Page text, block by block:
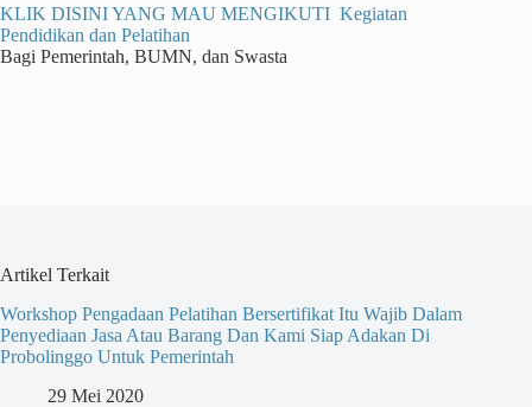
KLIK DISINI YANG MAU MENGIKUTI Kegiatan
Pendidikan dan Pelatihan
Bagi Pemerintah, BUMN, dan Swasta
Artikel Terkait
Workshop Pengadaan Pelatihan Bersertifikat Itu Wajib Dalam
Penyediaan Jasa Atau Barang Dan Kami Siap Adakan Di
Probolinggo Untuk Pemerintah
29 Mei 2020